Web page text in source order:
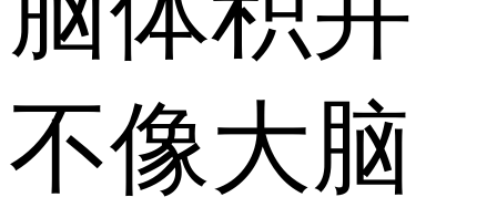
不像大脑